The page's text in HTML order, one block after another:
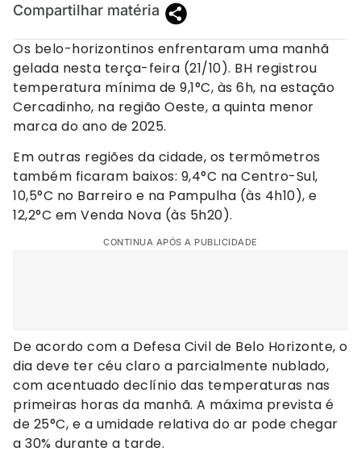
Compartilhar matéria
Os belo-horizontinos enfrentaram uma manhã
gelada nesta terça-feira (21/10). BH registrou
temperatura mínima de 9,1°C, às 6h, na estação
Cercadinho, na região Oeste, a quinta menor
marca do ano de 2025.
Em outras regiões da cidade, os termômetros
também ficaram baixos: 9,4°C na Centro-Sul,
10,5°C no Barreiro e na Pampulha (às 4h10), e
12,2°C em Venda Nova (às 5h20).
CONTINUA APÓS A PUBLICIDADE
De acordo com a Defesa Civil de Belo Horizonte, o
dia deve ter céu claro a parcialmente nublado,
com acentuado declínio das temperaturas nas
primeiras horas da manhã. A máxima prevista é
de 25°C, e a umidade relativa do ar pode chegar
a 30% durante a tarde.